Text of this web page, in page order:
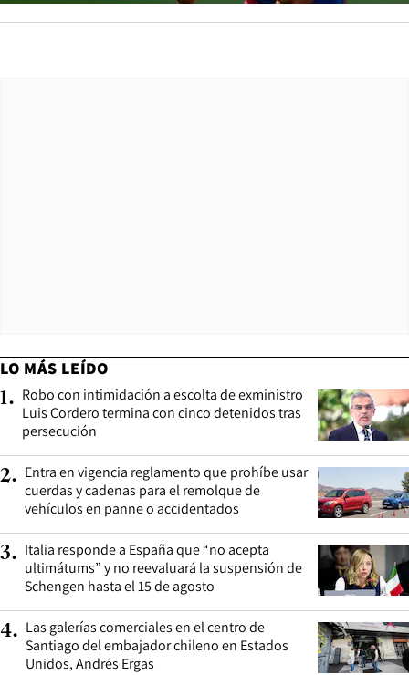
LO MÁS LEÍDO
1. Robo con intimidación a escolta de exministro
Luis Cordero termina con cinco detenidos tras
persecución
2. Entra en vigencia reglamento que prohíbe usar
cuerdas y cadenas para el remolque de
vehículos en panne o accidentados
3. Italia responde a España que “no acepta
ultimátums” y no reevaluará la suspensión de
Schengen hasta el 15 de agosto
4. Las galerías comerciales en el centro de
Santiago del embajador chileno en Estados
Unidos, Andrés Ergas